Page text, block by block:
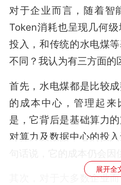
对于企业而言，随着智
Token消耗也呈现几何
投入，和传统的水电煤
不同？我认为有三方面的
首先，水电煤都是比较
的成本中心，管理起来
是，它背后是基础算力
对算力及数据中心的投
其次，对于大多数企业
展开全